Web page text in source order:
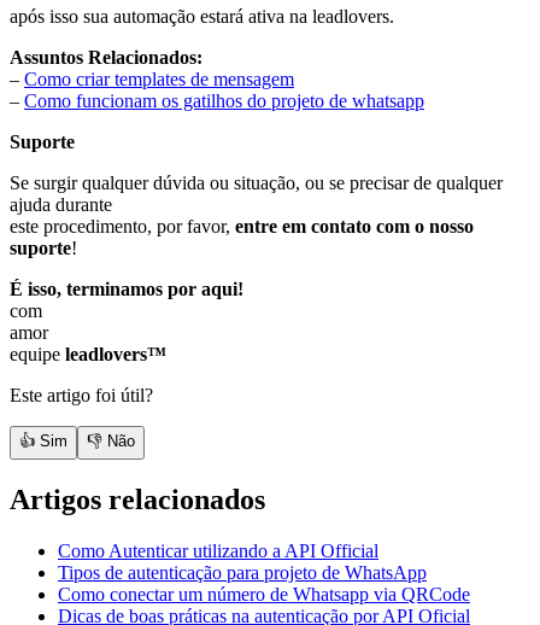
após isso sua automação estará ativa na leadlovers.
Assuntos Relacionados:
– Como criar templates de mensagem
– Como funcionam os gatilhos do projeto de whatsapp
Suporte
Se surgir qualquer dúvida ou situação, ou se precisar de qualquer
ajuda durante
este procedimento, por favor, entre em contato com o nosso
suporte!
É isso, terminamos por aqui!
com
amor
equipe leadlovers™
Este artigo foi útil?
👍 Sim 👎 Não
Artigos relacionados
Como Autenticar utilizando a API Official
Tipos de autenticação para projeto de WhatsApp
Como conectar um número de Whatsapp via QRCode
Dicas de boas práticas na autenticação por API Oficial